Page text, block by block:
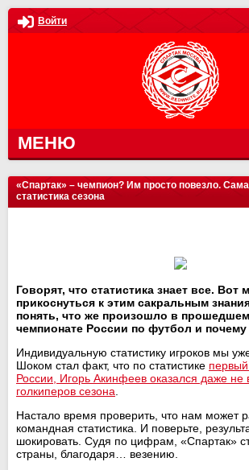
Войти
МЕНЮ
«Спартак» – чемпион? Им просто повезло.
статистика сезона
Говорят, что статистика знает все.
прикоснуться к этим сакральным
понять, что же произошло в
чемпионате России по футбол и почему
Индивидуальную статистику игроков мы
Шоком стал факт, что по статистике
России, Игорь Акинфеев оказался даже не
голкиперов сезона
Настало время проверить, что нам может
командная статистика. И поверьте,
шокировать. Судя по цифрам, «Спартак»
страны, благодаря… везению.